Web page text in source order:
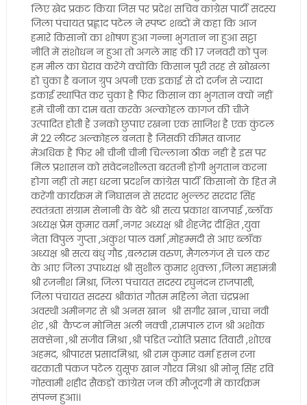
लिए खेद प्रकट किया जिस पर प्रदेश सचिव कांग्रेस पार्टी सदस्य
जिला पंचायत प्रह्लाद पटेल ने स्पष्ट शब्दों में कहा कि आज
हमारे किसानों का शोषण हुआ गन्ना भुगतान ना हुआ सट्टा
नीति में संशोधन न हुआ तो अगले माह की 17 जनवरी को पुनः
हम मील का घेराव करेंगे क्योंकि किसान पूरी तरह से खोखला
हो चुका है बजाज ग्रुप अपनी एक इकाई से दो दर्जन से ज्यादा
इकाई स्थापित कर चुका है फिर किसान का भुगतान क्यों नहीं
हमें चीनी का दाम बता करके अल्कोहल कागज की चीजे
उत्पादित होती हैं उनको छुपाए रखना एक साजिश है एक कुंटल
में 22 लीटर अल्कोहल बनता है जिसकी कीमत बाजार
मेंअधिक है फिर भी चीनी चीनी चिल्लाना ठीक नहीं है इस पर
मिल प्रशासन को संवेदनशीलता बरतनी होगी भुगतान करना
होगा नहीं तो महा धरना प्रदर्शन कांग्रेस पार्टी किसानों के हित में
करेंगी कार्यक्रम में निघासन से सरदार भुल्लर सरदार सिंह
स्वतंत्रता संग्राम सेनानी के बेटे श्री सत्य प्रकाश बाजपाई ,ब्लॉक
अध्यक्ष प्रेम कुमार वर्मा ,नगर अध्यक्ष श्री शैहजेंद्र दीक्षित ,युवा
नेता विपुल गुप्ता ,अंकुश पाल वर्मा ,मोहम्मदी से आए ब्लॉक
अध्यक्ष श्री सत्य बंधु गौड ,बलराम वरुण, मैगलगंज से चल कर
के आए जिला उपाध्यक्ष श्री सुशील कुमार शुक्ला ,जिला महामंत्री
श्री रजनीश मिश्रा, जिला पंचायत सदस्य रघुनंदन राजपासी,
जिला पंचायत सदस्य श्रीकांत गौतम महिला नेता चंद्रप्रभा
अवस्थी अमीनगर से श्री अनस खान श्री सगीर खान ,चाचा नवी
शेर ,श्री कैप्टन मोनिस अली नक्वी ,रामपाल राज श्री अशोक
सक्सेना ,श्री संजीव मिश्रा ,श्री पंडित ज्योति प्रसाद तिवारी ,शोएब
अहमद, श्रीपारस प्रसादमिश्रा, श्री राम कुमार वर्मा हसन रजा
बरकाती पंकज पटेल युसूफ खान गौरव मिश्रा श्री मोनू सिंह रवि
गोस्वामी शहीद सैकड़ों कांग्रेस जन की मौजूदगी में कार्यक्रम
संपन्न हुआ।।